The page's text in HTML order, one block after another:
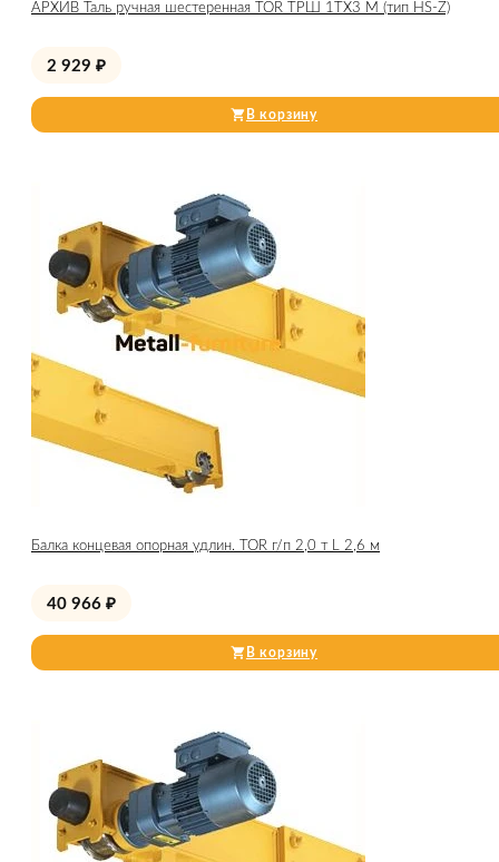
АРХИВ Таль ручная шестеренная TOR ТРШ 1ТХ3 М (тип HS-Z)
2 929 ₽
В корзину
Балка концевая опорная удлин. TOR г/п 2,0 т L 2,6 м
40 966 ₽
В корзину